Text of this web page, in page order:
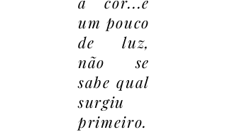
um pouco
de luz,
não se
sabe qual
surgiu
primeiro.